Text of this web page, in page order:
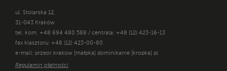
ul. Stolarska 12,
31-043 Kraków
tel. kom. +48 694 480 588 / centrala: +48 (12) 423-16-13
fax klasztoru: +48 (12) 423-00-80
e-mail: przeor.krakow [małpka] dominikanie [kropka] pl
Regulamin płatności